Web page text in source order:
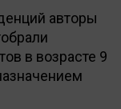
авторы
в возрасте 9